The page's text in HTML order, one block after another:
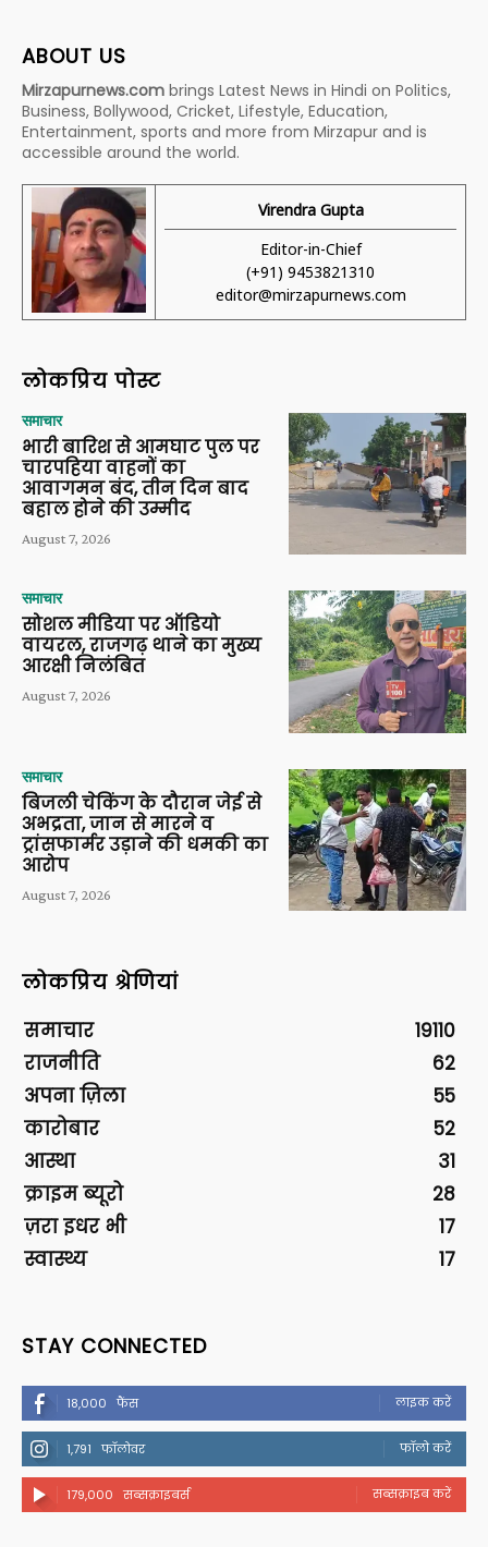
ABOUT US
Mirzapurnews.com brings Latest News in Hindi on Politics,
Business, Bollywood, Cricket, Lifestyle, Education,
Entertainment, sports and more from Mirzapur and is
accessible around the world.
Virendra Gupta
Editor-in-Chief
(+91) 9453821310
editor@mirzapurnews.com
लोकप्रिय पोस्ट
समाचार
भारी बारिश से आमघाट पुल पर
चारपहिया वाहनों का
आवागमन बंद, तीन दिन बाद
बहाल होने की उम्मीद
August 7, 2026
समाचार
सोशल मीडिया पर ऑडियो
वायरल, राजगढ़ थाने का मुख्य
आरक्षी निलंबित
August 7, 2026
समाचार
बिजली चेकिंग के दौरान जेई से
अभद्रता, जान से मारने व
ट्रांसफार्मर उड़ाने की धमकी का
आरोप
August 7, 2026
लोकप्रिय श्रेणियां
समाचार
19110
राजनीति
62
अपना ज़िला
55
कारोबार
52
आस्था
31
क्राइम ब्यूरो
28
ज़रा इधर भी
17
स्वास्थ्य
17
STAY CONNECTED
18,000 फैंस लाइक करें
1,791 फॉलोवर फॉलो करें
179,000 सब्सक्राइबर्स सब्सक्राइब करें